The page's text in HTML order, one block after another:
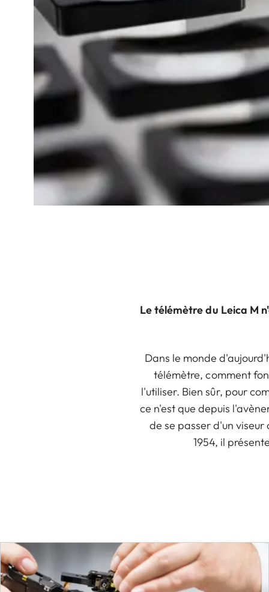
Le télémètre du Leica M
Dans le monde
télémètre, comment
l'utiliser. Bien sûr, pour
ce n'est que depuis
de se passer d'un
1954, il